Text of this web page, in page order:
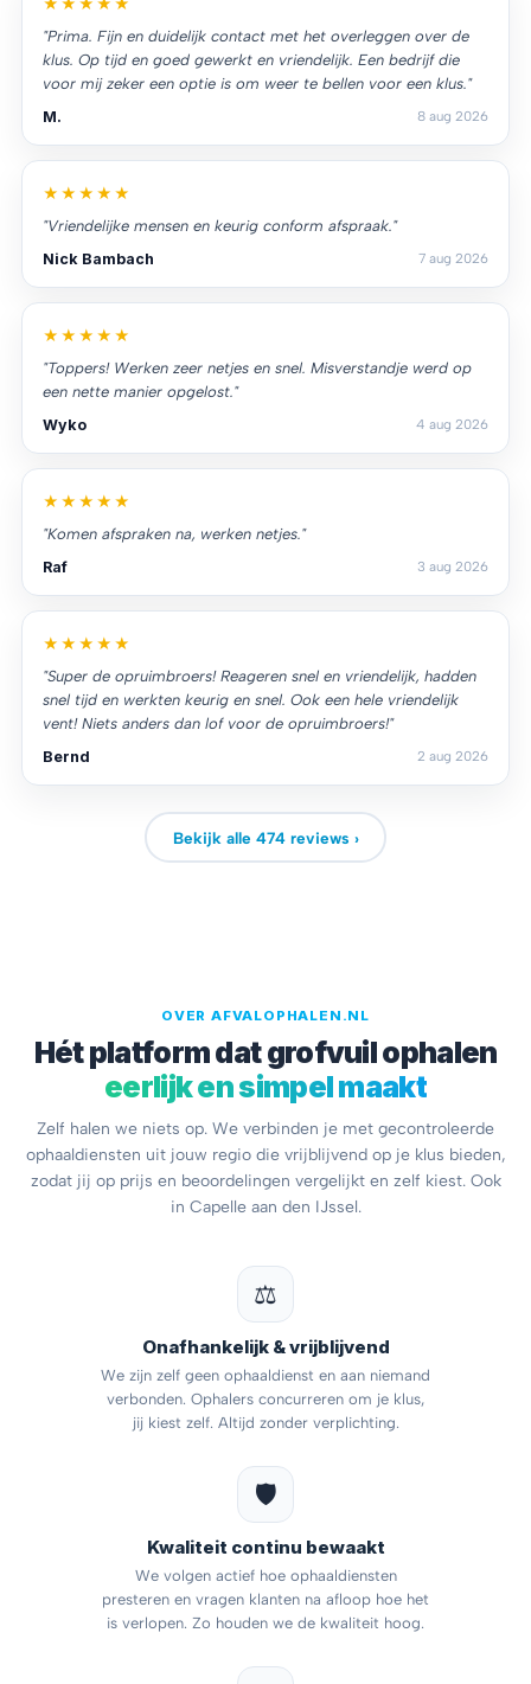
★★★★★
"Prima. Fijn en duidelijk contact met het overleggen over de
klus. Op tijd en goed gewerkt en vriendelijk. Een bedrijf die
voor mij zeker een optie is om weer te bellen voor een klus."
M.
8 aug 2026
★★★★★
"Vriendelijke mensen en keurig conform afspraak."
Nick Bambach
7 aug 2026
★★★★★
"Toppers! Werken zeer netjes en snel. Misverstandje werd op
een nette manier opgelost."
Wyko
4 aug 2026
★★★★★
"Komen afspraken na, werken netjes."
Raf
3 aug 2026
★★★★★
"Super de opruimbroers! Reageren snel en vriendelijk, hadden
snel tijd en werkten keurig en snel. Ook een hele vriendelijk
vent! Niets anders dan lof voor de opruimbroers!"
Bernd
2 aug 2026
Bekijk alle 474 reviews ›
OVER AFVALOPHALEN.NL
Hét platform dat grofvuil ophalen
eerlijk en simpel maakt
Zelf halen we niets op. We verbinden je met gecontroleerde
ophaaldiensten uit jouw regio die vrijblijvend op je klus bieden,
zodat jij op prijs en beoordelingen vergelijkt en zelf kiest. Ook
in Capelle aan den IJssel.
⚖️
Onafhankelijk & vrijblijvend
We zijn zelf geen ophaaldienst en aan niemand
verbonden. Ophalers concurreren om je klus,
jij kiest zelf. Altijd zonder verplichting.
🛡️
Kwaliteit continu bewaakt
We volgen actief hoe ophaaldiensten
presteren en vragen klanten na afloop hoe het
is verlopen. Zo houden we de kwaliteit hoog.